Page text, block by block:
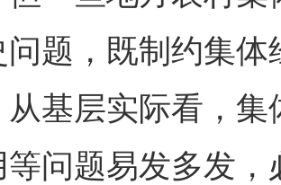
问题，既制约集
从基层实际看，
等问题易发多发